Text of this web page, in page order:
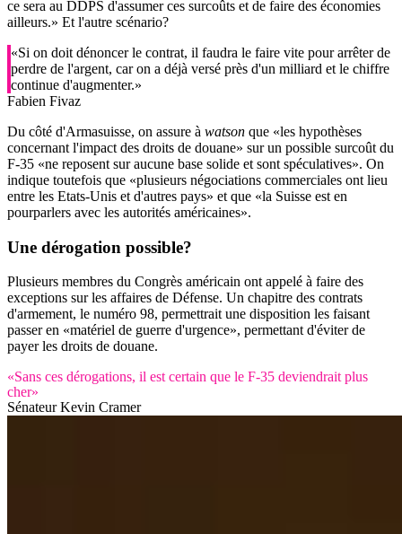
ce sera au DDPS d'assumer ces surcoûts et de faire des économies
ailleurs.» Et l'autre scénario?
«Si on doit dénoncer le contrat, il faudra le faire vite pour arrêter de
perdre de l'argent, car on a déjà versé près d'un milliard et le chiffre
continue d'augmenter.»
Fabien Fivaz
Du côté d'Armasuisse, on assure à watson que «les hypothèses
concernant l'impact des droits de douane» sur un possible surcoût du
F-35 «ne reposent sur aucune base solide et sont spéculatives». On
indique toutefois que «plusieurs négociations commerciales ont lieu
entre les Etats-Unis et d'autres pays» et que «la Suisse est en
pourparlers avec les autorités américaines».
Une dérogation possible?
Plusieurs membres du Congrès américain ont appelé à faire des
exceptions sur les affaires de Défense. Un chapitre des contrats
d'armement, le numéro 98, permettrait une disposition les faisant
passer en «matériel de guerre d'urgence», permettant d'éviter de
payer les droits de douane.
«Sans ces dérogations, il est certain que le F-35 deviendrait plus
cher»
Sénateur Kevin Cramer